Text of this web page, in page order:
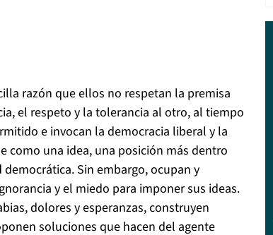
razón que ellos no respetan la premisa
el respeto y la tolerancia al otro, al tiempo
e invocan la democracia liberal y la
como una idea, una posición más dentro
Sin embargo, ocupan y
y el miedo para imponer sus ideas.
dolores y esperanzas, construyen
soluciones que hacen del agente